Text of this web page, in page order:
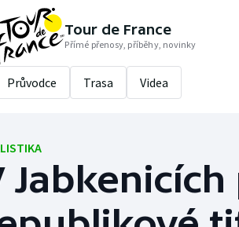
Baseball a softbal
Basketbal
Box
Tour de France
Přímé přenosy, příběhy, novinky
Průvodce Trasa Videa